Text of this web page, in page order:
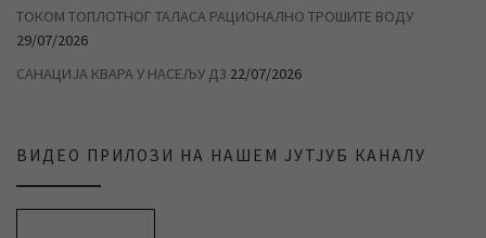
ТОКОМ ТОПЛОТНОГ ТАЛАСА РАЦИОНАЛНО ТРОШИТЕ ВОДУ
29/07/2026
САНАЦИЈА КВАРА У НАСЕЉУ Д3 22/07/2026
ВИДЕО ПРИЛОЗИ НА НАШЕМ ЈУТЈУБ КАНАЛУ